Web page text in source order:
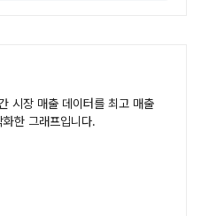
시장 매출 데이터를 최고 매출
한 그래프입니다.